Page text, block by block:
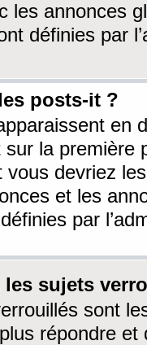
les annonces
définies par
posts-it ?
en
sur la première
vous devriez
et les
par
les sujets
sont
répondre